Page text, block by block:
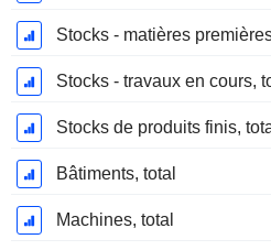
Stocks - matières
Stocks - travaux en cours,
Stocks de produits finis,
Bâtiments, total
Machines, total